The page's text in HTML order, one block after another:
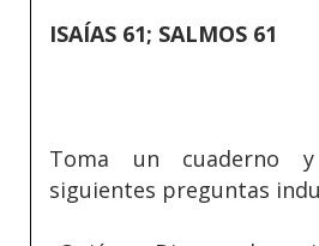
ISAÍAS 61; SALMOS 61
Toma un cuaderno
siguientes preguntas